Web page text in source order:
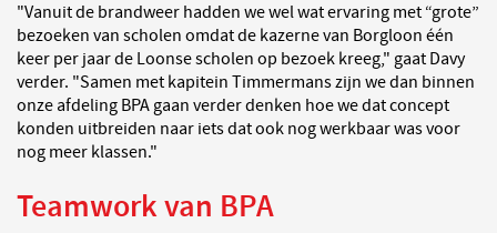
"Vanuit de brandweer hadden we wel wat ervaring met “grote”
bezoeken van scholen omdat de kazerne van Borgloon één
keer per jaar de Loonse scholen op bezoek kreeg," gaat Davy
verder. "Samen met kapitein Timmermans zijn we dan binnen
onze afdeling BPA gaan verder denken hoe we dat concept
konden uitbreiden naar iets dat ook nog werkbaar was voor
nog meer klassen."
Teamwork van BPA